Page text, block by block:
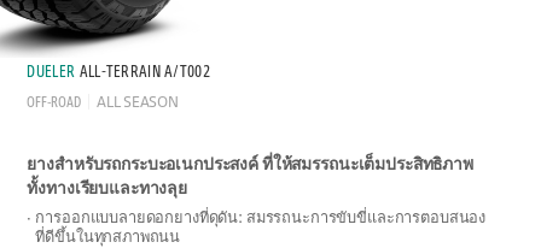
DUELER ALL-TERRAIN A/T002
OFF-ROAD ALL SEASON
ยางสำหรับรถกระบะอเนกประสงค์ ที่ให้สมรรถนะเต็มประสิทธิภาพ
ทั้งทางเรียบและทางลุย
การออกแบบลายดอกยางที่ดุดัน: สมรรถนะการขับขี่และการตอบสนอง
ที่ดีขึ้นในทุกสภาพถนน